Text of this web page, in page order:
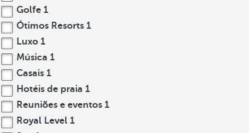
Golfe 1
Ótimos Resorts 1
Luxo 1
Música 1
Casais 1
Hotéis de praia 1
Reuniões e eventos 1
Royal Level 1